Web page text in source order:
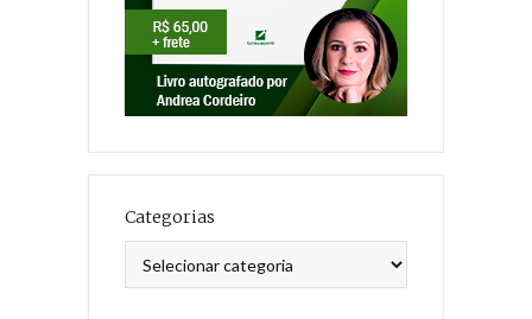
Categorias